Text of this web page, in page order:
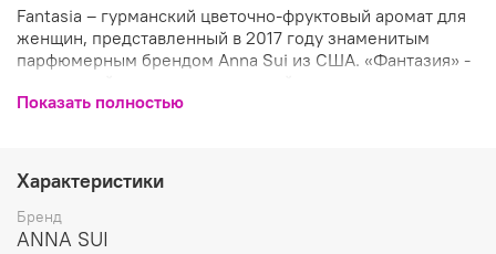
Fantasia – гурманский цветочно-фруктовый аромат для
женщин, представленный в 2017 году знаменитым
парфюмерным брендом Anna Sui из США. «Фантазия» -
романтикой, подарит новые искрящиеся краски, придав
сочной мякоти помело и пряно-специевыми оттенками
розового перца, которые мягко перемешаны в сердце
парфюма с красивыми душистыми цветочными нотами,
вкусными фруктовыми оттенками спелых ягод малины и
Показать полностью
Характеристики
Бренд
ANNA SUI